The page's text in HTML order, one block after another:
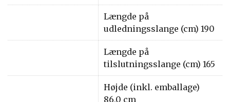
Længde på
udledningsslange (cm) 190
Længde på
tilslutningsslange (cm) 165
Højde (inkl. emballage)
86,0 cm